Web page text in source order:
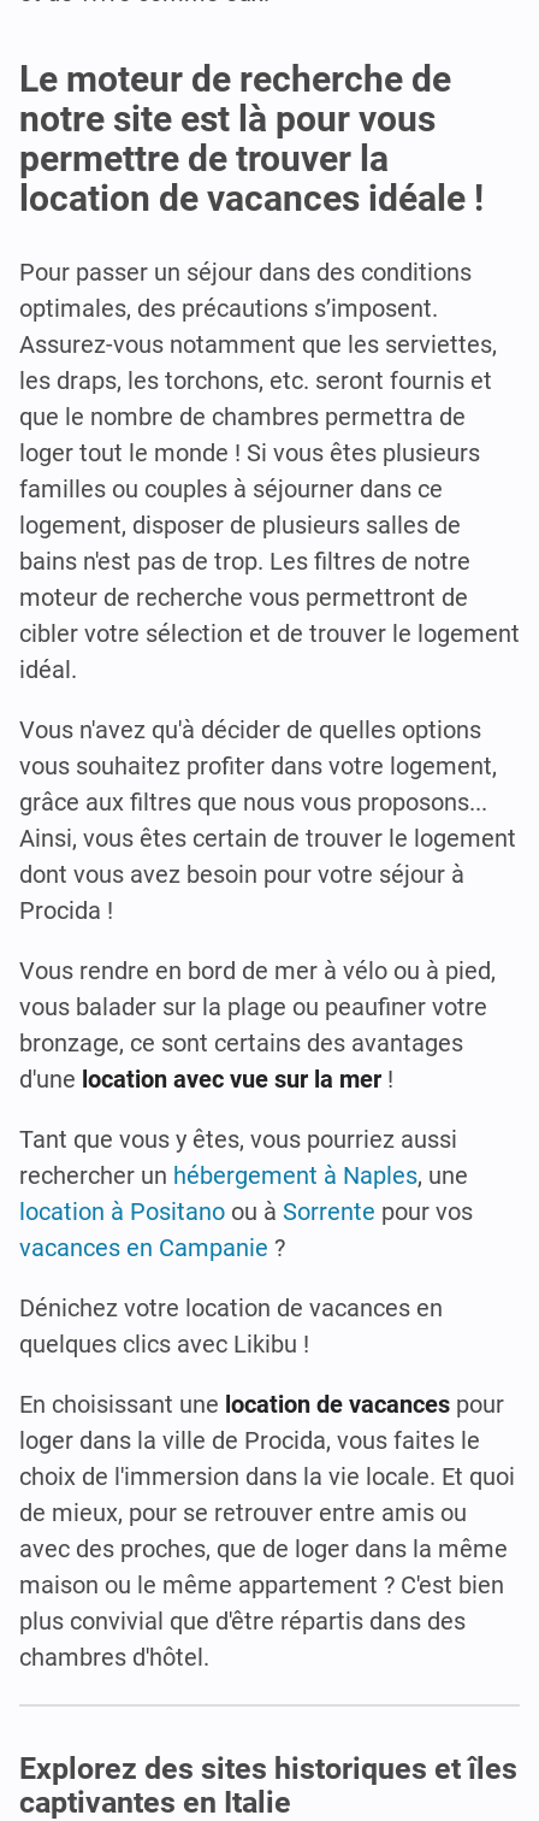
Le moteur de recherche de
notre site est là pour vous
permettre de trouver la
location de vacances idéale !
Pour passer un séjour dans des conditions
optimales, des précautions s’imposent.
Assurez-vous notamment que les serviettes,
les draps, les torchons, etc. seront fournis et
que le nombre de chambres permettra de
loger tout le monde ! Si vous êtes plusieurs
familles ou couples à séjourner dans ce
logement, disposer de plusieurs salles de
bains n'est pas de trop. Les filtres de notre
moteur de recherche vous permettront de
cibler votre sélection et de trouver le logement
idéal.
Vous n'avez qu'à décider de quelles options
vous souhaitez profiter dans votre logement,
grâce aux filtres que nous vous proposons...
Ainsi, vous êtes certain de trouver le logement
dont vous avez besoin pour votre séjour à
Procida !
Vous rendre en bord de mer à vélo ou à pied,
vous balader sur la plage ou peaufiner votre
bronzage, ce sont certains des avantages
d'une location avec vue sur la mer !
Tant que vous y êtes, vous pourriez aussi
rechercher un hébergement à Naples, une
location à Positano ou à Sorrente pour vos
vacances en Campanie ?
Dénichez votre location de vacances en
quelques clics avec Likibu !
En choisissant une location de vacances pour
loger dans la ville de Procida, vous faites le
choix de l'immersion dans la vie locale. Et quoi
de mieux, pour se retrouver entre amis ou
avec des proches, que de loger dans la même
maison ou le même appartement ? C'est bien
plus convivial que d'être répartis dans des
chambres d'hôtel.
Explorez des sites historiques et îles
captivantes en Italie